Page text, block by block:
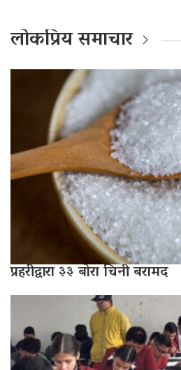
लोकप्रिय समाचार
प्रहरीद्वारा ३३ बोरा चिनी बरामद